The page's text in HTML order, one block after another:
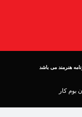
هنرمند می باشد
بوم کار